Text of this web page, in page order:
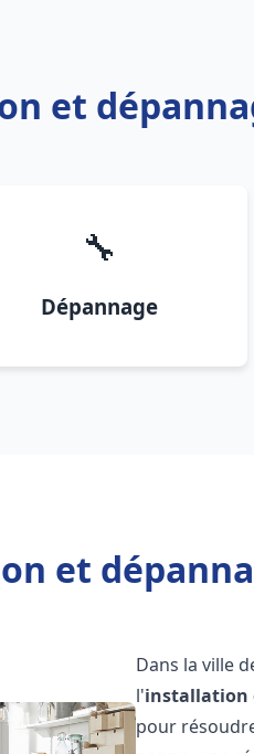
et
🔧
Dépannage
et
Dans la ville
l'installation
pour